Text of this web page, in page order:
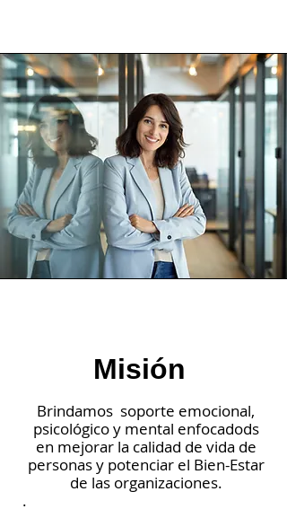
Misión
Brindamos soporte emocional,
psicológico y mental enfocadods
en mejorar la calidad de vida de
personas y potenciar el Bien-Estar
de las organizaciones.
.